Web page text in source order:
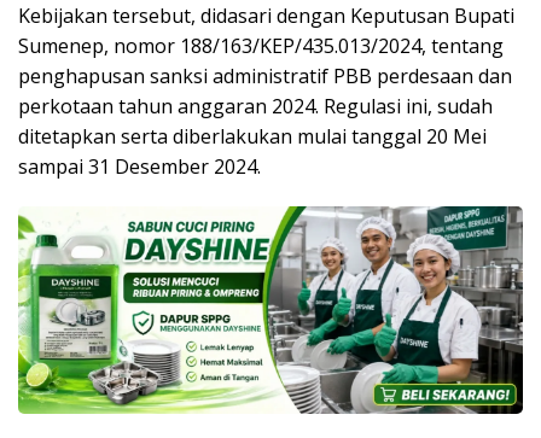
Kebijakan tersebut, didasari dengan Keputusan Bupati
Sumenep, nomor 188/163/KEP/435.013/2024, tentang
penghapusan sanksi administratif PBB perdesaan dan
perkotaan tahun anggaran 2024. Regulasi ini, sudah
ditetapkan serta diberlakukan mulai tanggal 20 Mei
sampai 31 Desember 2024.